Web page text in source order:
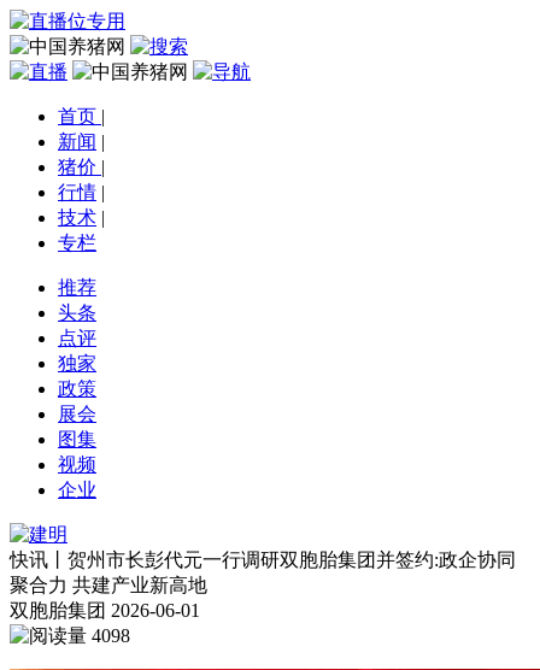
首页 |
新闻 |
猪价 |
行情 |
技术 |
专栏
推荐
头条
点评
独家
政策
展会
图集
视频
企业
快讯丨贺州市长彭代元一行调研双胞胎集团并签约:政企协同
聚合力 共建产业新高地
双胞胎集团 2026-06-01
4098